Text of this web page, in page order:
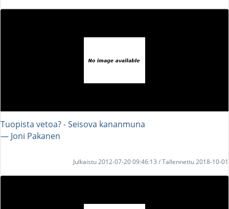
Tuopista vetoa? - Seisova kananmuna
― Joni Pakanen
Julkaistu 2012-07-20 09:46:13 / Tallennettu 2018-10-01